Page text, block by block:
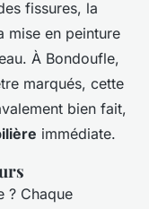
fissures, la
mise en peinture
À Bondoufle,
marqués, cette
bien fait,
immédiate.
? Chaque